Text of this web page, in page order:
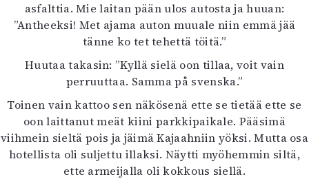
asfalttia. Mie laitan pään ulos autosta ja huuan:
”Antheeksi! Met ajama auton muuale niin emmä jää
tänne ko tet tehettä töitä.”
Huutaa takasin: ”Kyllä sielä oon tillaa, voit vain
perruuttaa. Samma på svenska.”
Toinen vain kattoo sen näkösenä ette se tietää ette se
oon laittanut meät kiini parkkipaikale. Pääsimä
viihmein sieltä pois ja jäimä Kajaahniin yöksi. Mutta osa
hotellista oli suljettu illaksi. Näytti myöhemmin siltä,
ette armeijalla oli kokkous siellä.